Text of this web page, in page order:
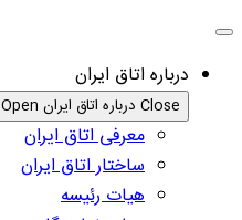
درباره اتاق ایران
Close درباره اتاق ایران Open درباره اتاق ایران
معرفی اتاق ایران
ساختار اتاق ایران
هیات رئیسه